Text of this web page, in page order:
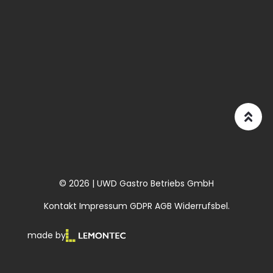
© 2026 | UWD Gastro Betriebs GmbH
Kontakt Impressum GDPR AGB Widerrufsbel.
made by